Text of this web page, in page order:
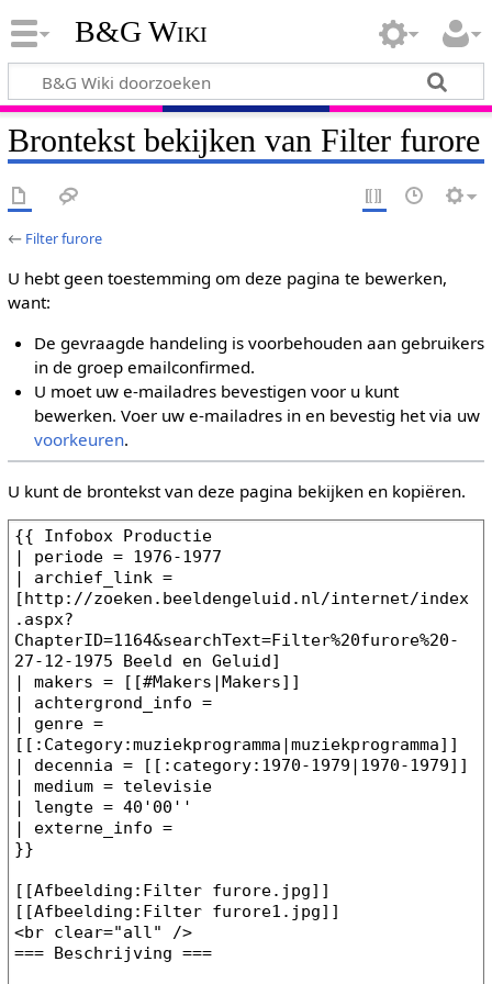
B&G Wiki
Brontekst bekijken van Filter furore
← Filter furore
U hebt geen toestemming om deze pagina te bewerken,
want:
De gevraagde handeling is voorbehouden aan gebruikers
in de groep emailconfirmed.
U moet uw e-mailadres bevestigen voor u kunt
bewerken. Voer uw e-mailadres in en bevestig het via uw
voorkeuren.
U kunt de brontekst van deze pagina bekijken en kopiëren.